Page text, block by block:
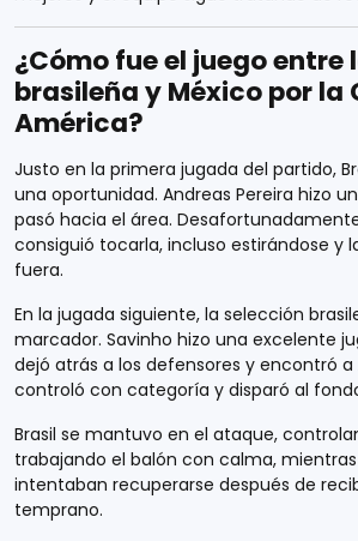
¿Cómo fue el juego entre
brasileña y México por la
América?
Justo en la primera jugada del partido,
una oportunidad. Andreas Pereira hizo
pasó hacia el área.
consiguió tocarla, incluso estirándose y
fuera.
En la jugada siguiente, la selección
marcador. Savinho hizo una excelente
dejó atrás a los defensores y encontró a
controló con categoría y disparó al
Brasil se mantuvo en el ataque,
trabajando el balón con calma,
intentaban recuperarse después de
temprano.